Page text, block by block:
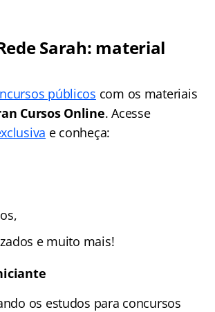
Sarah: material
públicos com os materiais
Cursos Online. Acesse
e conheça:
e muito mais!
os estudos para concursos